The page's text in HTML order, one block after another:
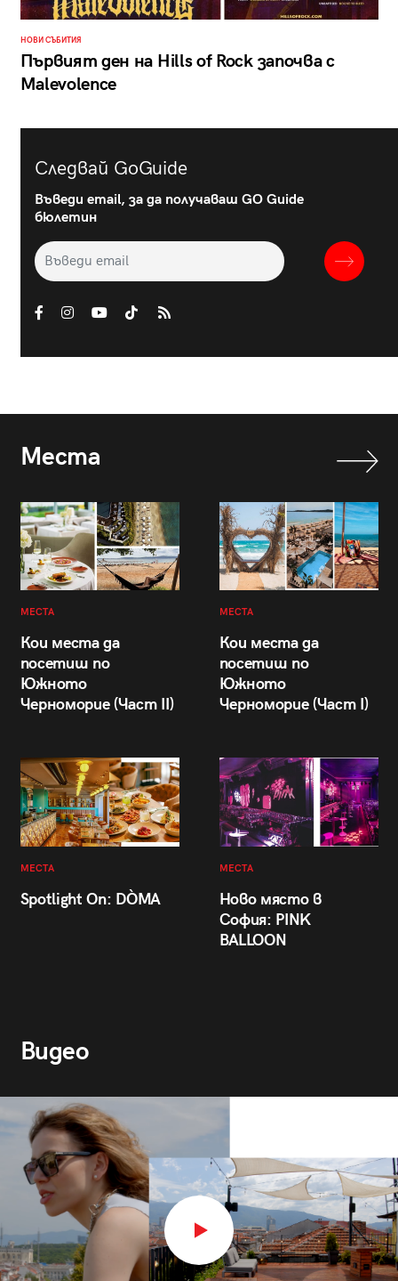
НОВИ СЪБИТИЯ
Първият ден на Hills of Rock започва с
Malevolence
Следвай GoGuide
Въведи email, за да получаваш GO Guide
бюлетин
Места
МЕСТА
Кои места да
посетиш по
Южното
Черноморие (Част II)
МЕСТА
Кои места да
посетиш по
Южното
Черноморие (Част I)
МЕСТА
Spotlight On: DÒMA
МЕСТА
Ново място в
София: PINK
BALLOON
Видео